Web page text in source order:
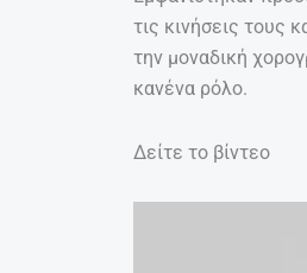
τις κινήσεις τους
την μοναδική
κανένα ρόλο.
Δείτε το βίντεο